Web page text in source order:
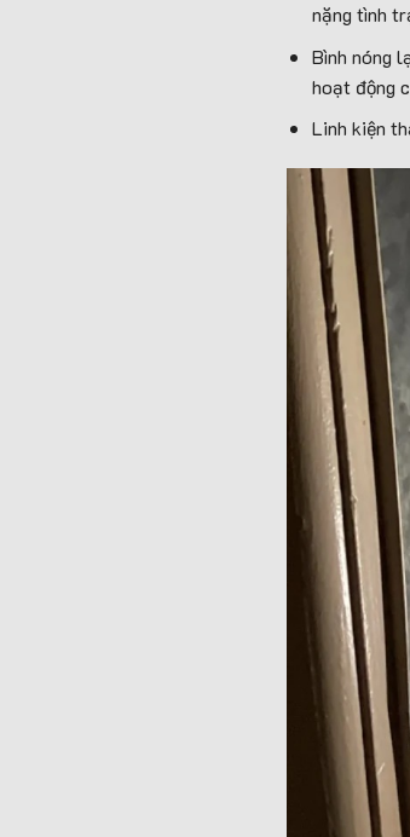
nặng tình
Bình nóng
hoạt động
Linh kiện